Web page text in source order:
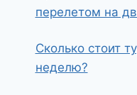
перелетом на
Сколько стоит
неделю?